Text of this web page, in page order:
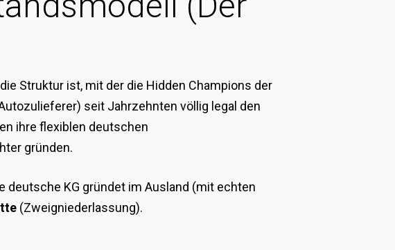
Struktur ist, mit der die Hidden Champions der
seit Jahrzehnten völlig legal den
ihre flexiblen deutschen
gründen.
deutsche KG gründet im Ausland (mit echten
(Zweigniederlassung).